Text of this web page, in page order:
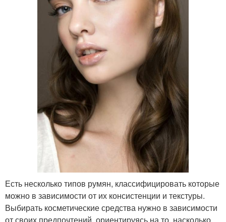
Есть несколько типов румян, классифицировать которые
можно в зависимости от их консистенции и текстуры.
Выбирать косметические средства нужно в зависимости